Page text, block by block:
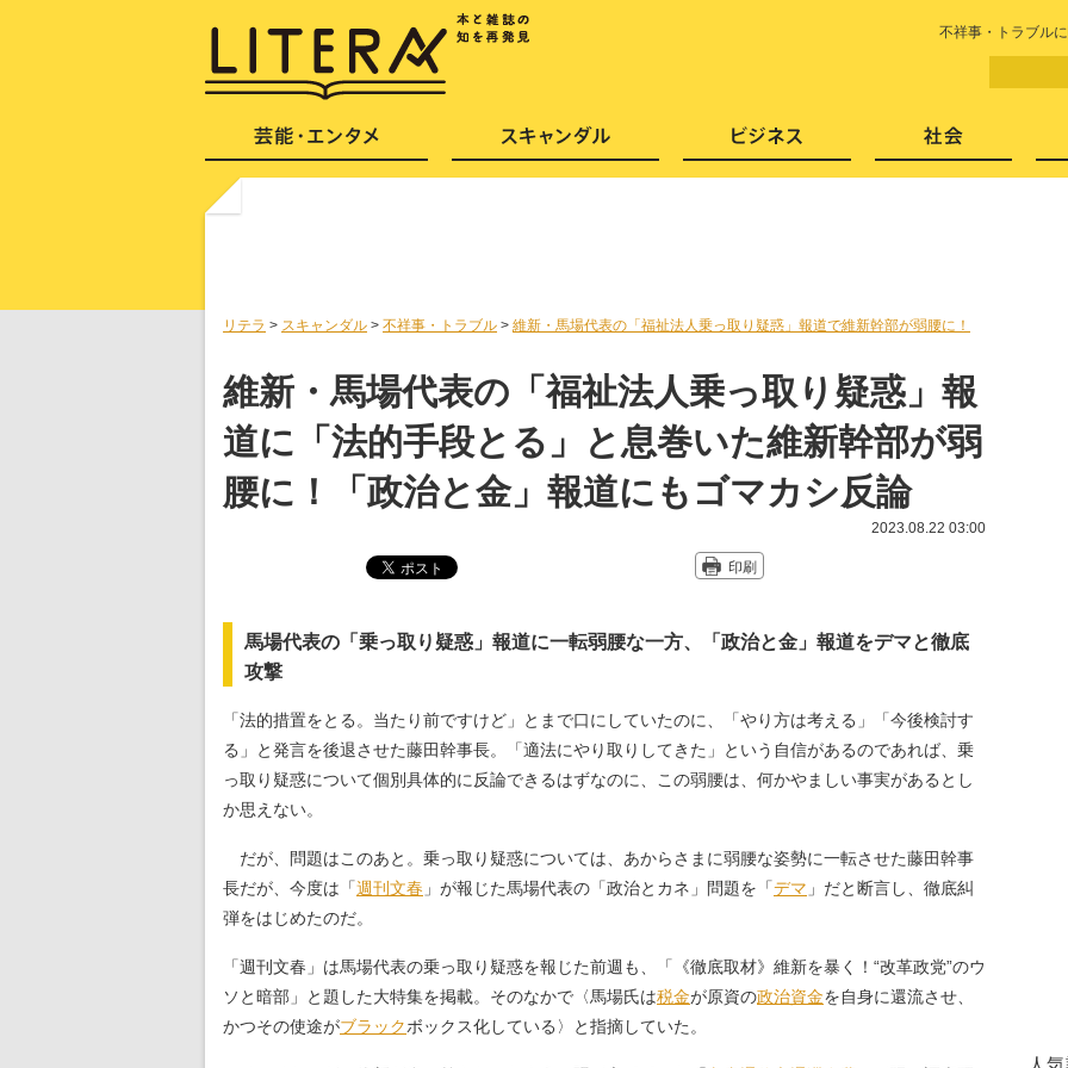
不祥事・トラブル
リテラ > スキャンダル > 不祥事・トラブル > 維新・馬場代表の「福祉法人乗っ取り疑惑」報道で維新幹部が弱腰に！
維新・馬場代表の「福祉法人乗っ取り疑惑」報
道に「法的手段とる」と息巻いた維新幹部が弱
腰に！「政治と金」報道にもゴマカシ反論
2023.08.22 03:00
印刷
馬場代表の「乗っ取り疑惑」報道に一転弱腰な一方、「政治と金」報道をデマと徹底
攻撃
「法的措置をとる。当たり前ですけど」とまで口にしていたのに、「やり方は考える」「今後検討す
る」と発言を後退させた藤田幹事長。「適法にやり取りしてきた」という自信があるのであれば、乗
っ取り疑惑について個別具体的に反論できるはずなのに、この弱腰は、何かやましい事実があるとし
か思えない。
だが、問題はこのあと。乗っ取り疑惑については、あからさまに弱腰な姿勢に一転させた藤田幹事
長だが、今度は「週刊文春 」が報じた馬場代表の「政治とカネ」問題を「デマ 」だと断言し、徹底糾
弾をはじめたのだ。
「週刊文春」は馬場代表の乗っ取り疑惑を報じた前週も、「《徹底取材》維新を暴く！“改革政党”のウ
ソと暗部」と題した大特集を掲載。そのなかで〈馬場氏は税金が原資の政治資金を自身に還流させ、
かつその使途がブラックボックス化している〉と指摘していた。
芸能・エンタメ スキャンダル